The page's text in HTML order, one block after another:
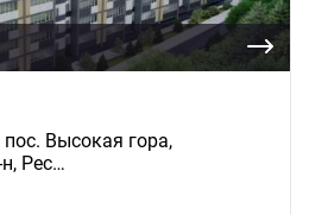
пос. Высокая гора,
Рес…